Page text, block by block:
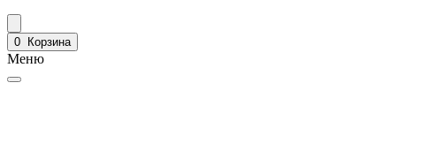
0 Корзина
Меню